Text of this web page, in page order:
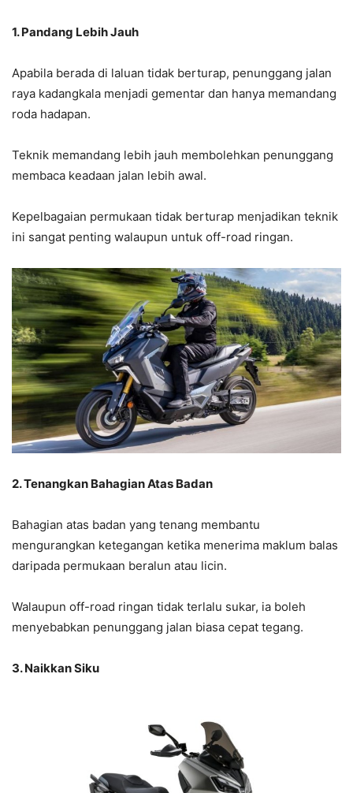
1. Pandang Lebih Jauh
Apabila berada di laluan tidak berturap, penunggang jalan
raya kadangkala menjadi gementar dan hanya memandang
roda hadapan.
Teknik memandang lebih jauh membolehkan penunggang
membaca keadaan jalan lebih awal.
Kepelbagaian permukaan tidak berturap menjadikan teknik
ini sangat penting walaupun untuk off-road ringan.
2. Tenangkan Bahagian Atas Badan
Bahagian atas badan yang tenang membantu
mengurangkan ketegangan ketika menerima maklum balas
daripada permukaan beralun atau licin.
Walaupun off-road ringan tidak terlalu sukar, ia boleh
menyebabkan penunggang jalan biasa cepat tegang.
3. Naikkan Siku